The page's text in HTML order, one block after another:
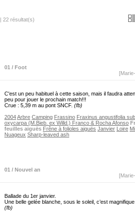
| 22 résultat(s)
01 / Foot
C'est un peu habituel à cette saison, mais il faudra
peu pour jouer le prochain match!!!
Crue : 5,39 m au pont SNCF. (fb)
2004Arbre Camping Frassino Fraxinus angustifolia
oxycarpa (M.Bieb. ex Willd.) Franco & Rocha Afonso
feuilles aiguës Frêne à folioles aiguës Janvier Loire
Nuageux Sharp-leaved ash
01 / Nouvel an
Ballade du 1er janvier.
Une belle gelée blanche, sous le soleil, c’est
(fb)